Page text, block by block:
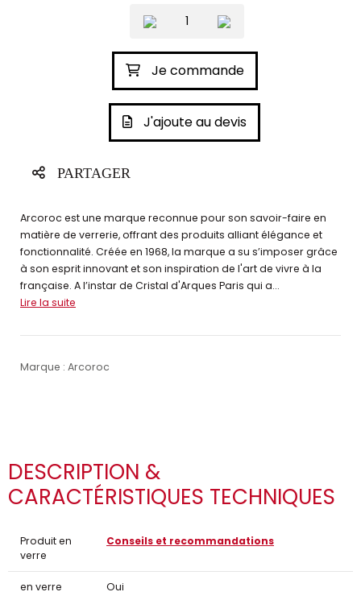
Je commande
J'ajoute au devis
PARTAGER
Arcoroc est une marque reconnue pour son savoir-faire en
matière de verrerie, offrant des produits alliant élégance et
fonctionnalité. Créée en 1968, la marque a su s’imposer grâce
à son esprit innovant et son inspiration de l'art de vivre à la
française. A l’instar de Cristal d'Arques Paris qui a...
Lire la suite
Marque : Arcoroc
DESCRIPTION &
CARACTÉRISTIQUES TECHNIQUES
Produit en
verre
Conseils et recommandations
en verre Oui